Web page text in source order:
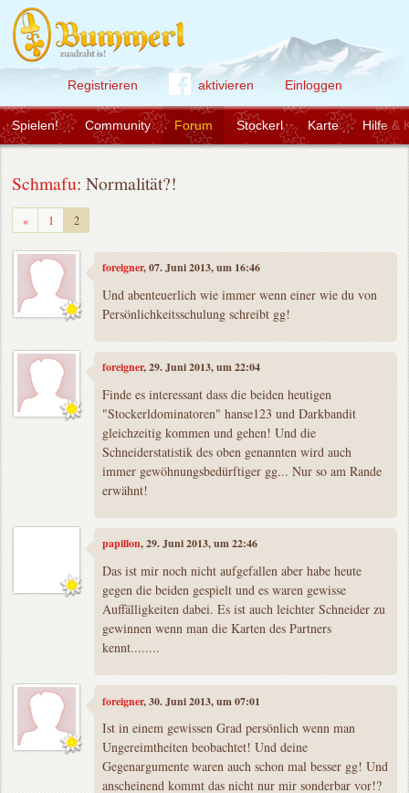
Registrieren aktivieren Einloggen
Community Forum Stockerl Karte Hilfe &
Spielen!
Schmafu: Normalität?!
«Zurück1 2
foreigner, 07. Juni 2013, um 16:46
Und abenteuerlich wie immer wenn einer wie du von
Persönlichkeitsschulung schreibt gg!
foreigner, 29. Juni 2013, um 22:04
Finde es interessant dass die beiden heutigen
"Stockerldominatoren" hanse123 und Darkbandit
gleichzeitig kommen und gehen! Und die
Schneiderstatistik des oben genannten wird auch
immer gewöhnungsbedürftiger gg... Nur so am Rande
erwähnt!
papillon, 29. Juni 2013, um 22:46
Das ist mir noch nicht aufgefallen aber habe heute
gegen die beiden gespielt und es waren gewisse
Auffälligkeiten dabei. Es ist auch leichter Schneider zu
gewinnen wenn man die Karten des Partners
kennt........
foreigner, 30. Juni 2013, um 07:01
Ist in einem gewissen Grad persönlich wenn man
Ungereimtheiten beobachtet! Und deine
Gegenargumente waren auch schon mal besser gg! Und
anscheinend kommt das nicht nur mir sonderbar vor!?